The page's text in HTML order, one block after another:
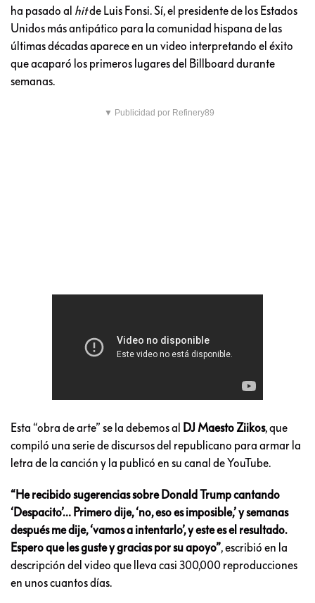
ha pasado al hitde Luis Fonsi. Sí, el presidente de los Estados
Unidos más antipático para la comunidad hispana de las
últimas décadas aparece en un video interpretando el éxito
que acaparó los primeros lugares del Billboard durante
semanas.
▼ Publicidad por Refinery89
Esta “obra de arte” se la debemos al DJ Maesto Ziikos, que
compiló una serie de discursos del republicano para armar la
letra de la canción y la publicó en su canal de YouTube.
“He recibido sugerencias sobre Donald Trump cantando
‘Despacito’… Primero dije, ‘no, eso es imposible,’ y semanas
después me dije, ‘vamos a intentarlo’, y este es el resultado.
Espero que les guste y gracias por su apoyo”, escribió en la
descripción del video que lleva casi 300,000 reproducciones
en unos cuantos días.